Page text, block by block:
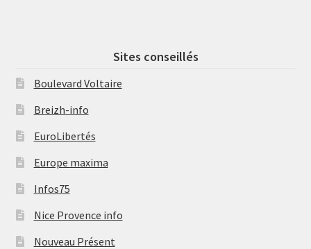
Sites conseillés
Boulevard Voltaire
Breizh-info
EuroLibertés
Europe maxima
Infos75
Nice Provence info
Nouveau Présent